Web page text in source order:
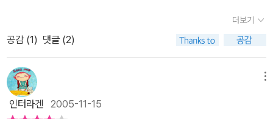
e Doorbell Rang'와 'Titch'를 통해 이 작가의 책을 접한 적이 있
다.
들에게 멀어져 가면 사물이 작아져 보인다는것과 가까이 다가오면 사
물이 커진다는것을 일깨워주려고 한것이다.원근법 이렇게 어려운단
어는 아이들이 알기는 아직 어렵다. 지금도 아이들 시선에서 보면 멀
리서 아빠가 다가올때 아빠는 작다가 가까이 다가오면서 더 커진다고
생각을 한다. 몇일전에 아빠를 마중나갔다가 아이가 하는말,,멀리서
다가오는 아빠를 보고 아빠가 작아 라고 하더니 엄마 아빠가 점점 커
더보기
공감 (1) 댓글 (2)
인터라겐 2005-11-15